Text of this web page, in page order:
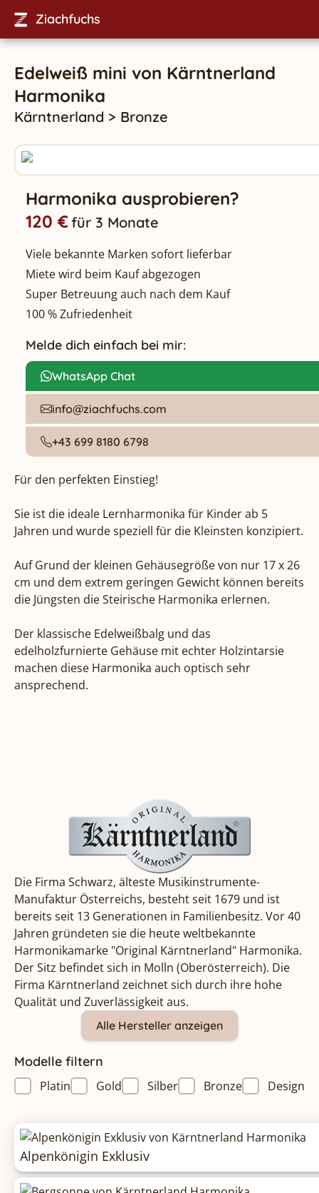
Ziachfuchs
Edelweiß mini von Kärntnerland
Harmonika
Kärntnerland > Bronze
Harmonika ausprobieren?
120 €für 3 Monate
Viele bekannte Marken sofort lieferbar
Miete wird beim Kauf abgezogen
Super Betreuung auch nach dem Kauf
100 % Zufriedenheit
Melde dich einfach bei mir:
WhatsApp Chat
info@ziachfuchs.com
+43 699 8180 6798
Für den perfekten Einstieg!
Sie ist die ideale Lernharmonika für Kinder ab 5
Jahren und wurde speziell für die Kleinsten konzipiert.
Auf Grund der kleinen Gehäusegröße von nur 17 x 26
cm und dem extrem geringen Gewicht können bereits
die Jüngsten die Steirische Harmonika erlernen.
Der klassische Edelweißbalg und das
edelholzfurnierte Gehäuse mit echter Holzintarsie
machen diese Harmonika auch optisch sehr
ansprechend.
Die Firma Schwarz, älteste Musikinstrumente-
Manufaktur Österreichs, besteht seit 1679 und ist
bereits seit 13 Generationen in Familienbesitz. Vor 40
Jahren gründeten sie die heute weltbekannte
Harmonikamarke "Original Kärntnerland" Harmonika.
Der Sitz befindet sich in Molln (Oberösterreich). Die
Firma Kärntnerland zeichnet sich durch ihre hohe
Qualität und Zuverlässigkeit aus.
Alle Hersteller anzeigen
Modelle filtern
Platin Gold Silber Bronze Design
Alpenkönigin Exklusiv